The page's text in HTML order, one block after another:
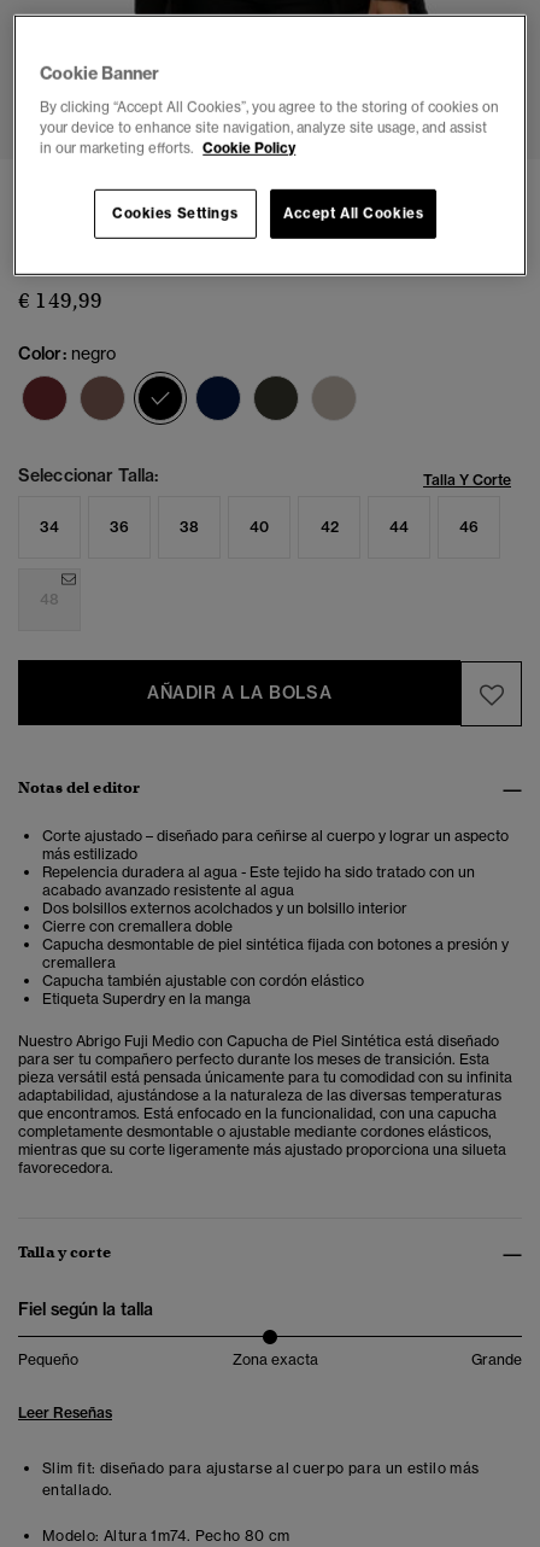
Abrigo Fuji Medio con Capucha de Piel
€ 149,99
Color: negro
seleccionado
Seleccionar Talla: Talla Y Corte
34 36 38 40 42 44 46
48
AÑADIR A LA BOLSA
Notas del editor
Corte ajustado – diseñado para ceñirse al cuerpo y lograr un aspecto
más estilizado
Repelencia duradera al agua - Este tejido ha sido tratado con un
acabado avanzado resistente al agua
Dos bolsillos externos acolchados y un bolsillo interior
Cierre con cremallera doble
Capucha desmontable de piel sintética fijada con botones a presión y
cremallera
Capucha también ajustable con cordón elástico
Etiqueta Superdry en la manga
Nuestro Abrigo Fuji Medio con Capucha de Piel Sintética está diseñado
para ser tu compañero perfecto durante los meses de transición. Esta
pieza versátil está pensada únicamente para tu comodidad con su infinita
adaptabilidad, ajustándose a la naturaleza de las diversas temperaturas
que encontramos. Está enfocado en la funcionalidad, con una capucha
completamente desmontable o ajustable mediante cordones elásticos,
mientras que su corte ligeramente más ajustado proporciona una silueta
favorecedora.
Talla y corte
Fiel según la talla
Pequeño Zona exacta Grande
Leer Reseñas
Slim fit: diseñado para ajustarse al cuerpo para un estilo más
entallado.
Modelo: Altura 1m74. Pecho 80 cm
Cookie Banner
By clicking “Accept All Cookies”, you agree to the storing of cookies on
your device to enhance site navigation, analyze site usage, and assist
in our marketing efforts. Cookie Policy
Accept All Cookies
Cookies Settings